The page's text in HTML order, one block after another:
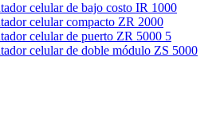
celular de bajo costo IR 1000
celular compacto ZR 2000
celular de puerto ZR 5000 5
celular de doble módulo ZS 5000